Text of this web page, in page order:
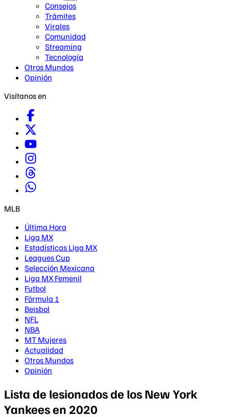
Consejos
Trámites
Virales
Comunidad
Streaming
Tecnología
Otros Mundos
Opinión
Visítanos en
MLB
Última Hora
Liga MX
Estadísticas Liga MX
Leagues Cup
Selección Mexicana
Liga MX Femenil
Futbol
Fórmula 1
Beisbol
NFL
NBA
MT Mujeres
Actualidad
Otros Mundos
Opinión
Lista de lesionados de los New York
Yankees en 2020